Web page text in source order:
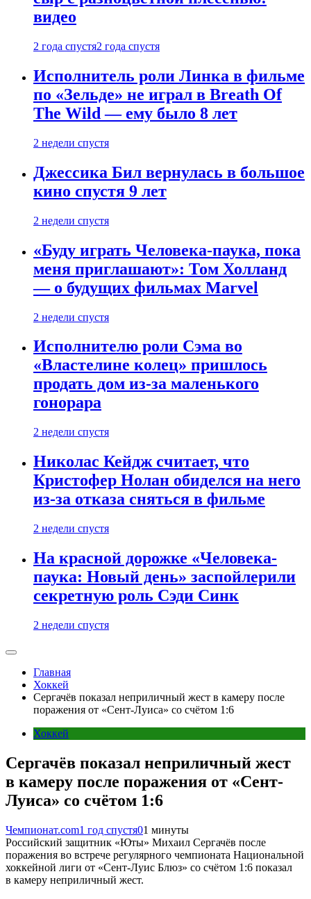
видео
2 года спустя2 года спустя
Исполнитель роли Линка в фильме
по «Зельде» не играл в Breath Of
The Wild — ему было 8 лет
2 недели спустя
Джессика Бил вернулась в большое
кино спустя 9 лет
2 недели спустя
«Буду играть Человека-паука, пока
меня приглашают»: Том Холланд
— о будущих фильмах Marvel
2 недели спустя
Исполнителю роли Сэма во
«Властелине колец» пришлось
продать дом из-за маленького
гонорара
2 недели спустя
Николас Кейдж считает, что
Кристофер Нолан обиделся на него
из-за отказа сняться в фильме
2 недели спустя
На красной дорожке «Человека-
паука: Новый день» заспойлерили
секретную роль Сэди Синк
2 недели спустя
Главная
Хоккей
Сергачёв показал неприличный жест в камеру после
поражения от «Сент-Луиса» со счётом 1:6
Хоккей
Сергачёв показал неприличный жест
в камеру после поражения от «Сент-
Луиса» со счётом 1:6
Чемпионат.com1 год спустя01 минуты
Российский защитник «Юты» Михаил Сергачёв после
поражения во встрече регулярного чемпионата Национальной
хоккейной лиги от «Сент-Луис Блюз» со счётом 1:6 показал
в камеру неприличный жест.